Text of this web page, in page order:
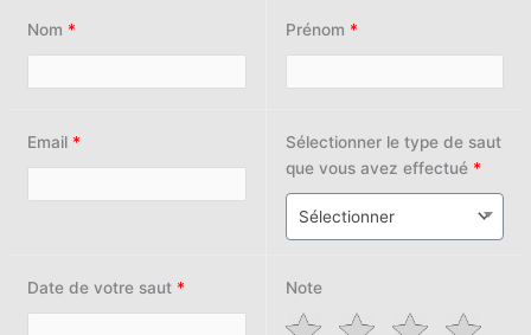
Nom * Prénom *
Email *
Sélectionner le type de saut
que vous avez effectué *
Sélectionner
Date de votre saut * Note